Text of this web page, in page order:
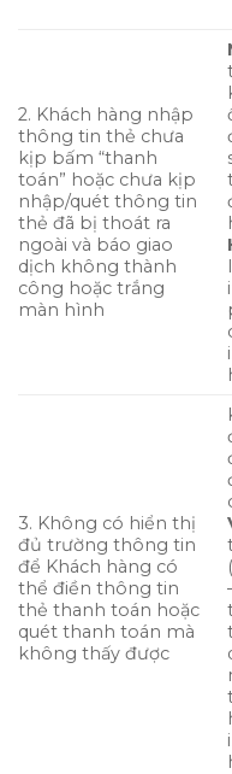
2. Khách hàng nhập
thông tin thẻ chưa
kịp bấm “thanh
toán” hoặc chưa kịp
nhập/quét thông tin
thẻ đã bị thoát ra
ngoài và báo giao
dịch không thành
công hoặc trắng
màn hình
3. Không có hiển thị
đủ trường thông tin
để Khách hàng có
thể điền thông tin
thẻ thanh toán hoặc
quét thanh toán mà
không thấy được